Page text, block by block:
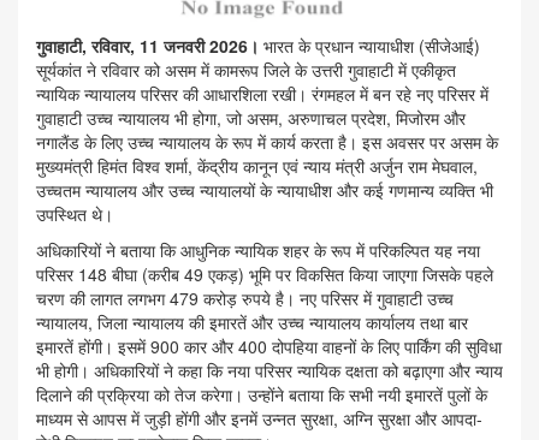
गुवाहाटी, रविवार, 11 जनवरी 2026। भारत के प्रधान न्यायाधीश (सीजेआई)
सूर्यकांत ने रविवार को असम में कामरूप जिले के उत्तरी गुवाहाटी में एकीकृत
न्यायिक न्यायालय परिसर की आधारशिला रखी। रंगमहल में बन रहे नए परिसर में
गुवाहाटी उच्च न्यायालय भी होगा, जो असम, अरुणाचल प्रदेश, मिजोरम और
नगालैंड के लिए उच्च न्यायालय के रूप में कार्य करता है। इस अवसर पर असम के
मुख्यमंत्री हिमंत विश्व शर्मा, केंद्रीय कानून एवं न्याय मंत्री अर्जुन राम मेघवाल,
उच्चतम न्यायालय और उच्च न्यायालयों के न्यायाधीश और कई गणमान्य व्यक्ति भी
उपस्थित थे।
अधिकारियों ने बताया कि आधुनिक न्यायिक शहर के रूप में परिकल्पित यह नया
परिसर 148 बीघा (करीब 49 एकड़) भूमि पर विकसित किया जाएगा जिसके पहले
चरण की लागत लगभग 479 करोड़ रुपये है। नए परिसर में गुवाहाटी उच्च
न्यायालय, जिला न्यायालय की इमारतें और उच्च न्यायालय कार्यालय तथा बार
इमारतें होंगी। इसमें 900 कार और 400 दोपहिया वाहनों के लिए पार्किंग की सुविधा
भी होगी। अधिकारियों ने कहा कि नया परिसर न्यायिक दक्षता को बढ़ाएगा और न्याय
दिलाने की प्रक्रिया को तेज करेगा। उन्होंने बताया कि सभी नयी इमारतें पुलों के
माध्यम से आपस में जुड़ी होंगी और इनमें उन्नत सुरक्षा, अग्नि सुरक्षा और आपदा-